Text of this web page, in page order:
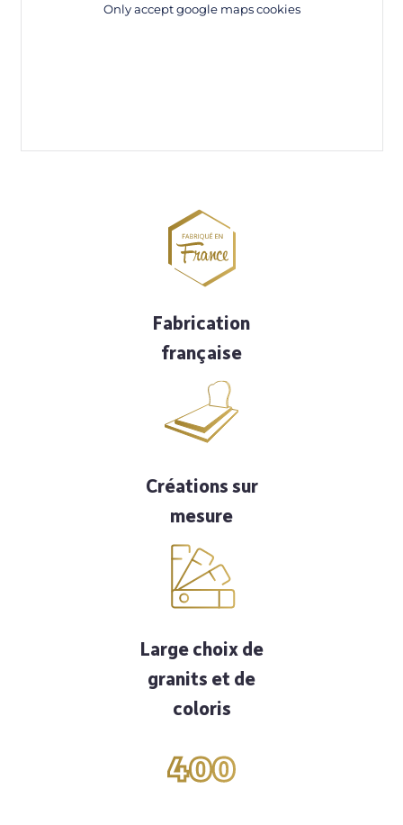
Only accept google maps cookies
Fabrication
française
Créations sur
mesure
Large choix de
granits et de
coloris